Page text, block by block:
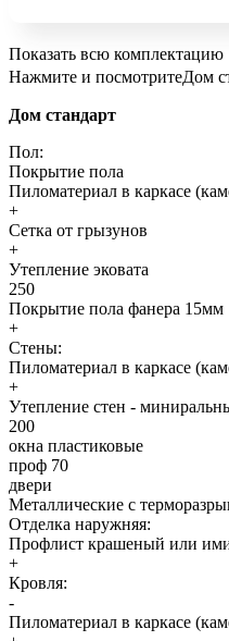
Показать всю комплектацию
Нажмите и посмотритеДом
Дом стандарт
Пол:
Покрытие пола
Пиломатериал в каркасе
+
Сетка от грызунов
+
Утепление эковата
250
Покрытие пола фанера 15мм
+
Стены:
Пиломатериал в каркасе
+
Утепление стен -
200
окна пластиковые
проф 70
двери
Металлические с
Отделка наружняя:
Профлист крашеный или
+
Кровля:
-
Пиломатериал в каркасе